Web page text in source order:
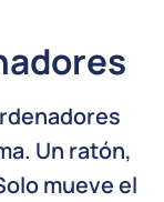
Un ratón,
mueve el